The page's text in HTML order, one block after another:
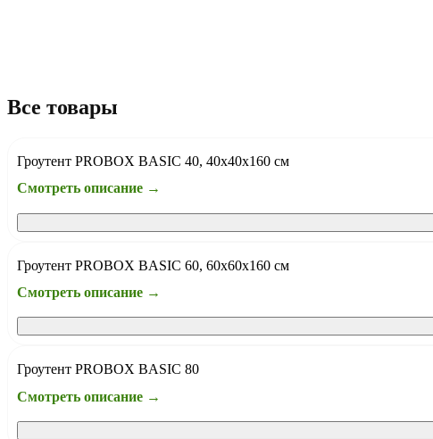
Все товары
Гроутент PROBOX BASIC 40, 40х40х160 см
Смотреть описание →
Гроутент PROBOX BASIC 60, 60х60х160 см
Смотреть описание →
Гроутент PROBOX BASIC 80
Смотреть описание →